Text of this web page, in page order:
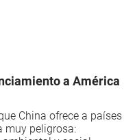
a América
China ofrece a países
muy peligrosa: